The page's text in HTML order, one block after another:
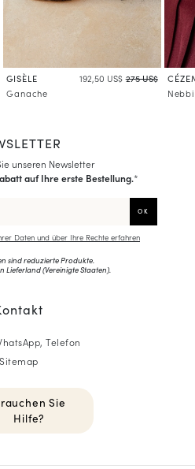
GISÈLE 192,50 US$ 275 US$
Ganache
unseren Newsletter
auf Ihre erste Bestellung.*
Daten und über Ihre Rechte erfahren
sind reduzierte Produkte.
Lieferland (Vereinigte Staaten).
Telefon
Sitemap
Sie
Hilfe?